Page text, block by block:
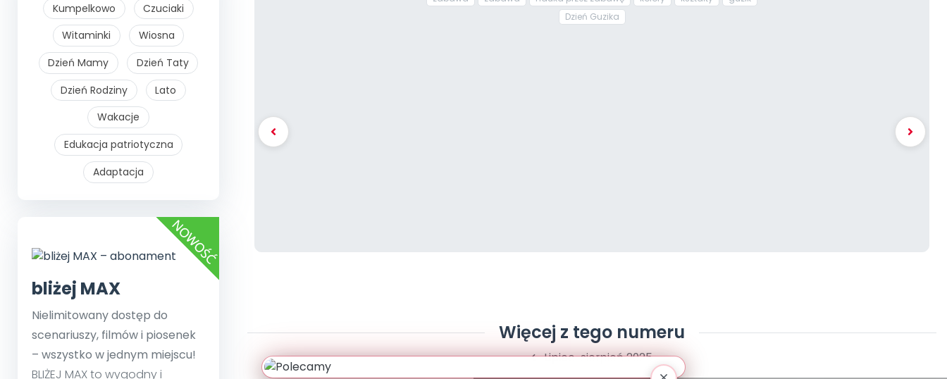
Kumpelkowo
Czuciaki
Witaminki
Wiosna
Dzień Mamy
Dzień Taty
Dzień Rodziny
Lato
Wakacje
Edukacja patriotyczna
Adaptacja
bliżej MAX
Nielimitowany dostęp do
scenariuszy, filmów i piosenek
– wszystko w jednym miejscu!
BLIŻEJ MAX to wygodny i
Dzień Guzika
Więcej z tego numeru
Lipiec-sierpień 2025